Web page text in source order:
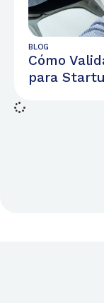
BLOG
Cómo
para